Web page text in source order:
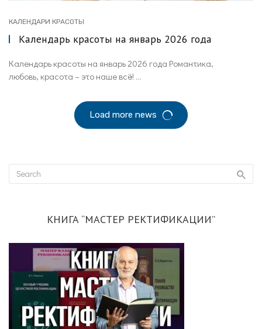
КАЛЕНДАРИ КРАСОТЫ
Календарь красоты на январь 2026 года
Календарь красоты на январь 2026 года Романтика,
любовь, красота – это наше всё! ...
Load more news
КНИГА “МАСТЕР РЕКТИФИКАЦИИ”